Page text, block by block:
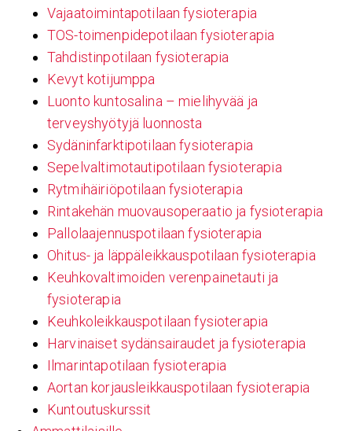
Vajaatoimintapotilaan fysioterapia
TOS-toimenpidepotilaan fysioterapia
Tahdistinpotilaan fysioterapia
Kevyt kotijumppa
Luonto kuntosalina – mielihyvää ja
terveyshyötyjä luonnosta
Sydäninfarktipotilaan fysioterapia
Sepelvaltimotautipotilaan fysioterapia
Rytmihäiriöpotilaan fysioterapia
Rintakehän muovausoperaatio ja fysioterapia
Pallolaajennuspotilaan fysioterapia
Ohitus- ja läppäleikkauspotilaan fysioterapia
Keuhkovaltimoiden verenpainetauti ja
fysioterapia
Keuhkoleikkauspotilaan fysioterapia
Harvinaiset sydänsairaudet ja fysioterapia
Ilmarintapotilaan fysioterapia
Aortan korjausleikkauspotilaan fysioterapia
Kuntoutuskurssit